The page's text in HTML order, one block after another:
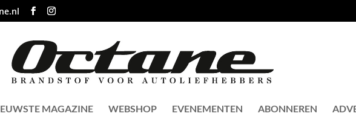
MAGAZINE WEBSHOP EVENEMENTEN ABONNEREN